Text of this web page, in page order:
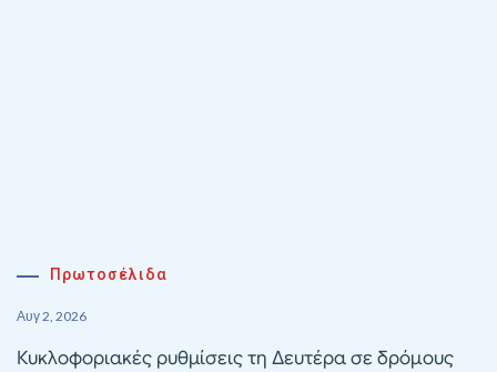
Πρωτοσέλιδα
Αυγ 2, 2026
Κυκλοφοριακές ρυθμίσεις τη Δευτέρα σε δρόμους